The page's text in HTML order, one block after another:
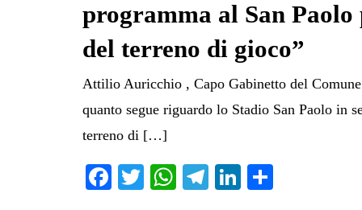
programma al San
del terreno di gioco”
Attilio Auricchio , Capo Gabinetto del
quanto segue riguardo lo Stadio San Paolo in
terreno di […]
Fa T
W
Te
Li